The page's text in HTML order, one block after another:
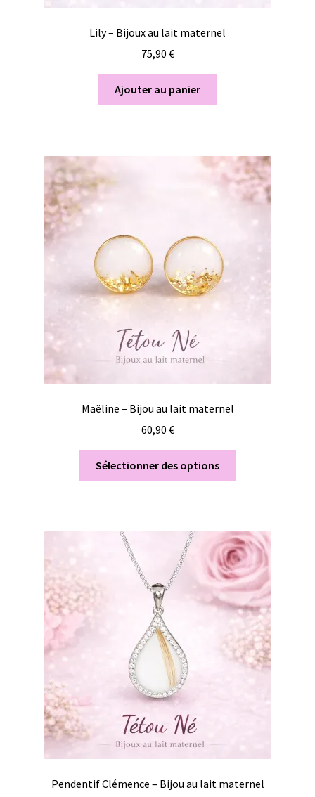
Lily – Bijoux au lait maternel
75,90 €
Ajouter au panier
Maëline – Bijou au lait maternel
60,90 €
Sélectionner des options
Pendentif Clémence – Bijou au lait maternel